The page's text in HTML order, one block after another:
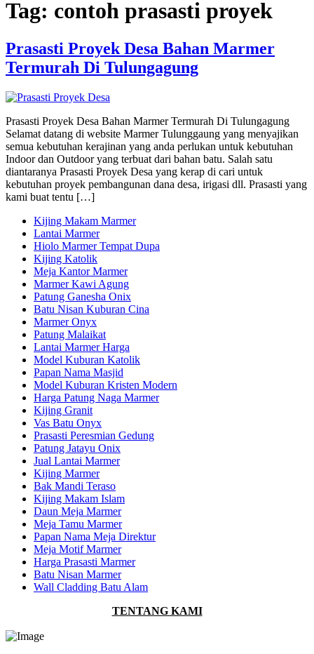
Tag: contoh prasasti proyek
Prasasti Proyek Desa Bahan Marmer
Termurah Di Tulungagung
Prasasti Proyek Desa Bahan Marmer Termurah Di Tulungagung
Selamat datang di website Marmer Tulunggaung yang menyajikan
semua kebutuhan kerajinan yang anda perlukan untuk kebutuhan
Indoor dan Outdoor yang terbuat dari bahan batu. Salah satu
diantaranya Prasasti Proyek Desa yang kerap di cari untuk
kebutuhan proyek pembangunan dana desa, irigasi dll. Prasasti yang
kami buat tentu […]
Kijing Makam Marmer
Lantai Marmer
Hiolo Marmer Tempat Dupa
Kijing Katolik
Meja Kantor Marmer
Marmer Kawi Agung
Patung Ganesha Onix
Batu Nisan Kuburan Cina
Marmer Onyx
Patung Malaikat
Lantai Marmer Harga
Model Kuburan Katolik
Papan Nama Masjid
Model Kuburan Kristen Modern
Harga Patung Naga Marmer
Kijing Granit
Vas Batu Onyx
Prasasti Peresmian Gedung
Patung Jatayu Onix
Jual Lantai Marmer
Kijing Marmer
Bak Mandi Teraso
Kijing Makam Islam
Daun Meja Marmer
Meja Tamu Marmer
Papan Nama Meja Direktur
Meja Motif Marmer
Harga Prasasti Marmer
Batu Nisan Marmer
Wall Cladding Batu Alam
TENTANG KAMI